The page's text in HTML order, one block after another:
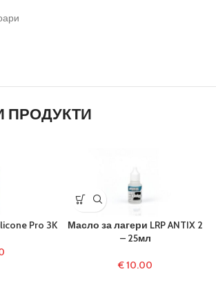
ПРОДУКТИ
Pro 3K
Масло за лагери LRP ANTIX 2
– 25мл
€10.00